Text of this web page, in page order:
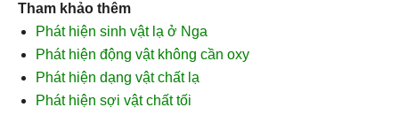
Tham khảo thêm
Phát hiện sinh vật lạ ở Nga
Phát hiện động vật không cần oxy
Phát hiện dạng vật chất lạ
Phát hiện sợi vật chất tối